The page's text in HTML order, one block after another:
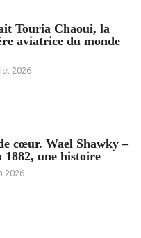
Touria Chaoui, la
aviatrice du monde
2026
cœur. Wael Shawky –
1882, une histoire
2026